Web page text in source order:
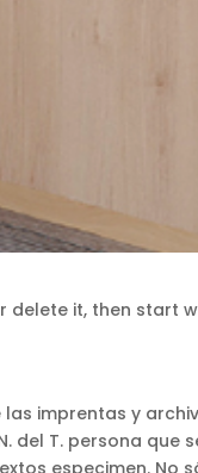
delete it, then start
imprentas y
del T. persona